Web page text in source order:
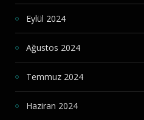
Eylül 2024
Ağustos 2024
Temmuz 2024
Haziran 2024